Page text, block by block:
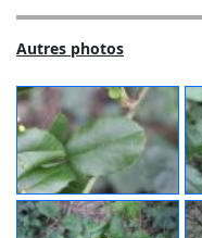
Autres photos